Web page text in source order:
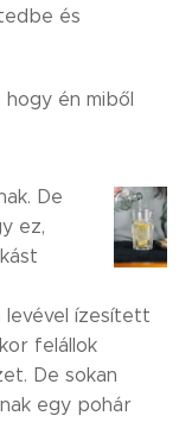
és
én miből
De
ez,
levével ízesített
felállok
De sokan
egy pohár